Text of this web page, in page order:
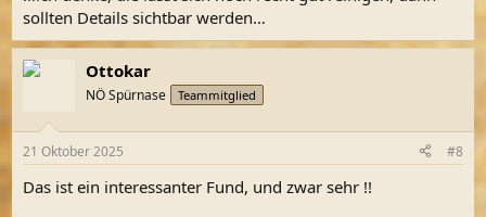
sollten Details sichtbar werden…
Ottokar
NÖ Spürnase Teammitglied
21 Oktober 2025 #8
Das ist ein interessanter Fund, und zwar sehr !!